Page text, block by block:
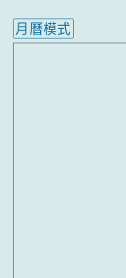
月曆模式